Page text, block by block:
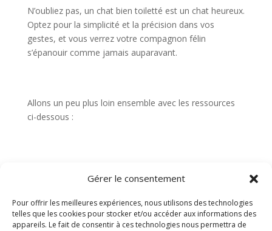
Gérer le consentement
Pour offrir les meilleures expériences, nous utilisons des technologies
telles que les cookies pour stocker et/ou accéder aux informations des
appareils. Le fait de consentir à ces technologies nous permettra de
N’oubliez pas, un chat bien toiletté est un chat heureux.
Optez pour la simplicité et la précision dans vos
gestes, et vous verrez votre compagnon félin
s’épanouir comme jamais auparavant.
Allons un peu plus loin ensemble avec les ressources
ci-dessous :